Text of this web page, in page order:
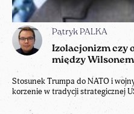
Patryk PALKA
Izolacjonizm czy
między
Stosunek Trumpa do NATO i
korzenie w tradycji strategicznej